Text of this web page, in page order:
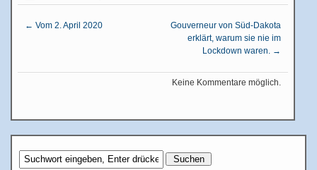
← Vom 2. April 2020
Gouverneur von Süd-Dakota
erklärt, warum sie nie im
Lockdown waren. →
Keine Kommentare möglich.